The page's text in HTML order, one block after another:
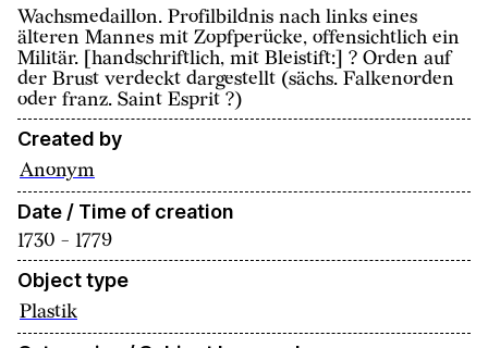
Wachsmedaillon. Profilbildnis nach links eines
älteren Mannes mit Zopfperücke, offensichtlich ein
Militär. [handschriftlich, mit Bleistift:] ? Orden auf
der Brust verdeckt dargestellt (sächs. Falkenorden
oder franz. Saint Esprit ?)
Created by
Anonym
Date / Time of creation
1730 - 1779
Object type
Plastik